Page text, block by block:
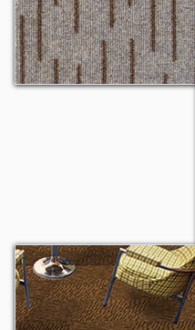
Challenger 903